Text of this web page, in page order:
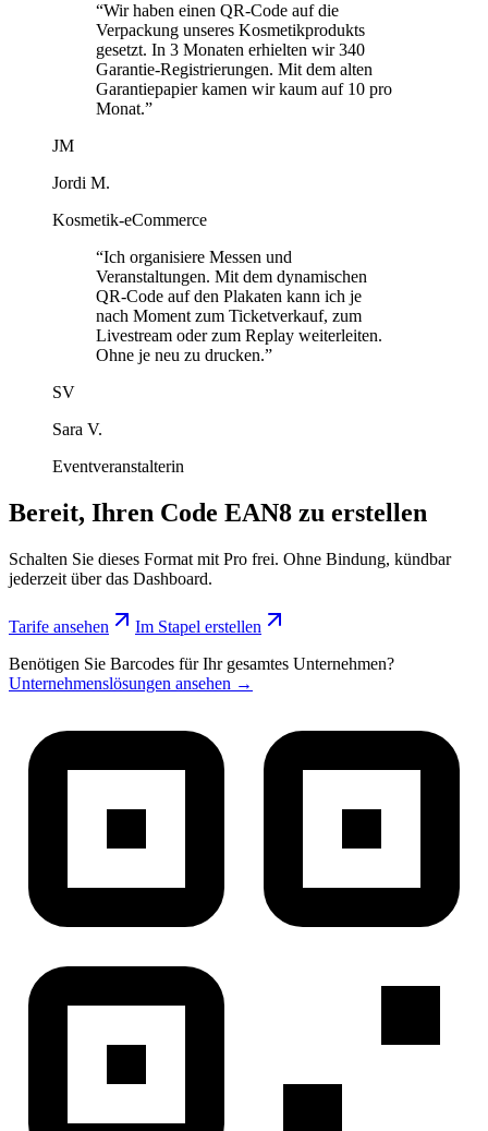
“Wir haben einen QR-Code auf die
Verpackung unseres Kosmetikprodukts
gesetzt. In 3 Monaten erhielten wir 340
Garantie-Registrierungen. Mit dem alten
Garantiepapier kamen wir kaum auf 10 pro
Monat.”
JM
Jordi M.
Kosmetik-eCommerce
“Ich organisiere Messen und
Veranstaltungen. Mit dem dynamischen
QR-Code auf den Plakaten kann ich je
nach Moment zum Ticketverkauf, zum
Livestream oder zum Replay weiterleiten.
Ohne je neu zu drucken.”
SV
Sara V.
Eventveranstalterin
Bereit, Ihren Code EAN8 zu erstellen
Schalten Sie dieses Format mit Pro frei. Ohne Bindung, kündbar
jederzeit über das Dashboard.
Tarife ansehen
Im Stapel erstellen
Benötigen Sie Barcodes für Ihr gesamtes Unternehmen?
Unternehmenslösungen ansehen →